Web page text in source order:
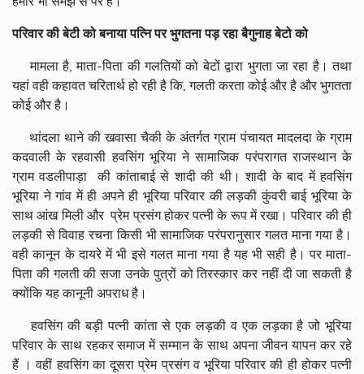
परिवार की बेटी को बनाया पत्नि पर भुगतना पड़ रहा बैगुनाह बेटो को
मामला है, माता-पिता की गलतियों को बेटों द्वारा भुगता जा रहा है। तथा
यहां वही कहावत चरितार्थ हो रही है कि, गलती करता कोई और है और भुगतता
कोई और है।
थांदला थाने की खवासा चैकी के अंतर्गत ग्राम पंचायत मादलदा के ग्राम
कदवाली के रहवासी हवसिंग भूरिया ने सामाजिक परंपरागत राजस्थान के
ग्राम वडलीपाड़ा की कांताबाई से शादी की थी। शादी के बाद में हवसिंग
भूरिया ने गांव में ही अपने ही भूरिया परिवार की लड़की कुंवरी बाई भूरिया के
साथ आंख मिली और प्रेम प्रसंग होकर पत्नी के रूप में रखा। परिवार की ही
लड़की से विवाह रचना किसी भी सामाजिक परंपरानुसार गलत माना गया है।
वही कानून के दायरे में भी इसे गलत माना गया है यह भी सही है। पर माता-
पिता की गलती की सजा उनके पुत्रों को तिरस्कार कर नहीं दी जा सकती है
क्योंकि यह कानूनी अपराध है।
हवसिंग की बड़ी पत्नी कांता से एक लड़की व एक लड़का है जो भूरिया
परिवार के साथ रहकर समाज में सम्मान के साथ अपना जीवन यापन कर रहे
हैं । वहीं हवसिंग का दूसरा प्रेम प्रसंग व भूरिया परिवार की ही होकर पत्नी